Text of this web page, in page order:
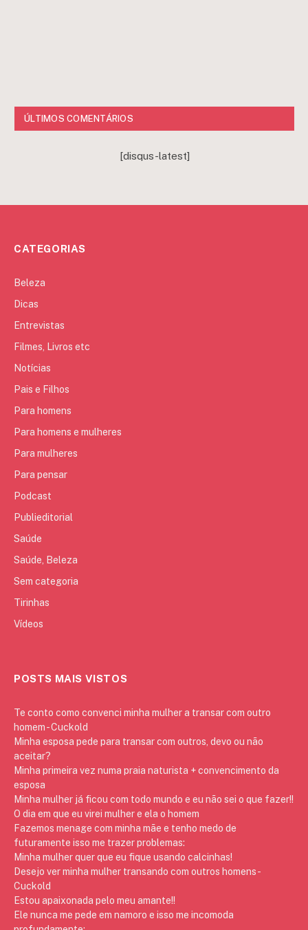
ÚLTIMOS COMENTÁRIOS
[disqus-latest]
CATEGORIAS
Beleza
Dicas
Entrevistas
Filmes, Livros etc
Notícias
Pais e Filhos
Para homens
Para homens e mulheres
Para mulheres
Para pensar
Podcast
Publieditorial
Saúde
Saúde, Beleza
Sem categoria
Tirinhas
Vídeos
POSTS MAIS VISTOS
Te conto como convenci minha mulher a transar com outro
homem - Cuckold
Minha esposa pede para transar com outros, devo ou não
aceitar?
Minha primeira vez numa praia naturista + convencimento da
esposa
Minha mulher já ficou com todo mundo e eu não sei o que fazer!!
O dia em que eu virei mulher e ela o homem
Fazemos menage com minha mãe e tenho medo de
futuramente isso me trazer problemas:
Minha mulher quer que eu fique usando calcinhas!
Desejo ver minha mulher transando com outros homens -
Cuckold
Estou apaixonada pelo meu amante!!
Ele nunca me pede em namoro e isso me incomoda